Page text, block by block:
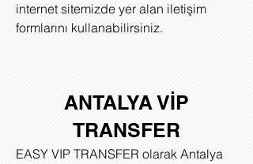
internet sitemizde yer alan iletişim
formlarını kullanabilirsiniz.
ANTALYA VİP
TRANSFER
EASY VIP TRANSFER olarak Antalya